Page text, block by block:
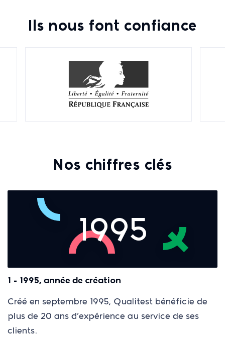
Ils nous font confiance
Nos chiffres clés
1995
1 - 1995, année de création
Créé en septembre 1995, Qualitest bénéficie de
plus de 20 ans d’expérience au service de ses
clients.